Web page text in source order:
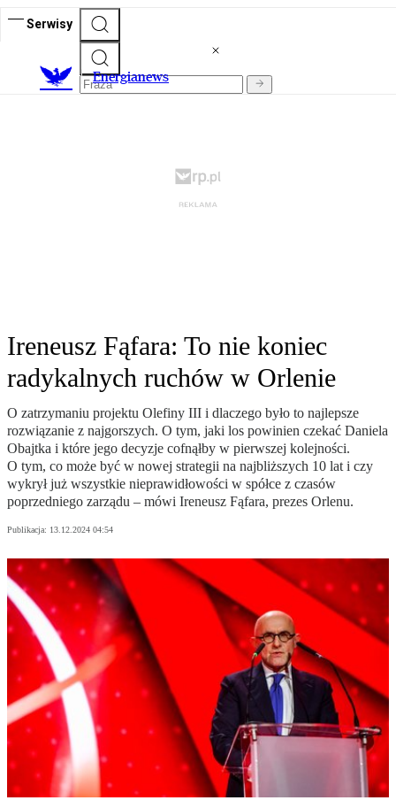
Serwisy
Energianews
Ireneusz Fąfara: To nie koniec
radykalnych ruchów w Orlenie
O zatrzymaniu projektu Olefiny III i dlaczego było to najlepsze
rozwiązanie z najgorszych. O tym, jaki los powinien czekać Daniela
Obajtka i które jego decyzje cofnąłby w pierwszej kolejności.
O tym, co może być w nowej strategii na najbliższych 10 lat i czy
wykrył już wszystkie nieprawidłowości w spółce z czasów
poprzedniego zarządu – mówi Ireneusz Fąfara, prezes Orlenu.
Publikacja: 13.12.2024 04:54